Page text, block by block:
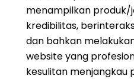
menampilkan produk/
kredibilitas,
dan bahkan
website yang
kesulitan menjangkau